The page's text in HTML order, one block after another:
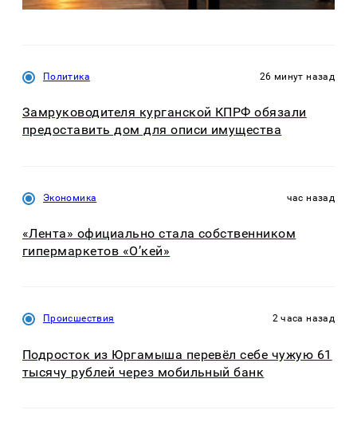
Политика 26 минут назад
Замруководителя курганской КПРФ обязали
предоставить дом для описи имущества
Экономика час назад
«Лента» официально стала собственником
гипермаркетов «О’кей»
Происшествия 2 часа назад
Подросток из Юргамыша перевёл себе чужую 61
тысячу рублей через мобильный банк